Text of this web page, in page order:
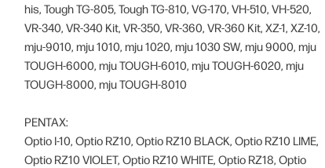
his, Tough TG-805, Tough TG-810, VG-170, VH-510, VH-520,
VR-340, VR-340 Kit, VR-350, VR-360, VR-360 Kit, XZ-1, XZ-10,
mju-9010, mju 1010, mju 1020, mju 1030 SW, mju 9000, mju
TOUGH-6000, mju TOUGH-6010, mju TOUGH-6020, mju
TOUGH-8000, mju TOUGH-8010
PENTAX:
Optio I-10, Optio RZ10, Optio RZ10 BLACK, Optio RZ10 LIME,
Optio RZ10 VIOLET, Optio RZ10 WHITE, Optio RZ18, Optio